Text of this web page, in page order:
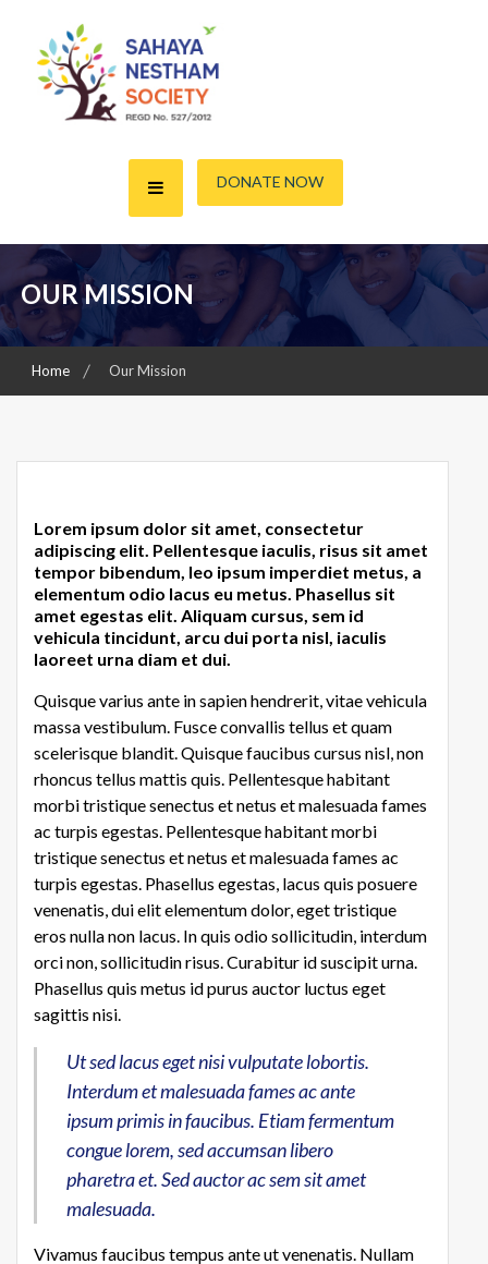
content
Sahaya Nestham Society
DONATE NOW
OUR MISSION
Home Our Mission
Lorem ipsum dolor sit amet, consectetur
adipiscing elit. Pellentesque iaculis, risus sit amet
tempor bibendum, leo ipsum imperdiet metus, a
elementum odio lacus eu metus. Phasellus sit
amet egestas elit. Aliquam cursus, sem id
vehicula tincidunt, arcu dui porta nisl, iaculis
laoreet urna diam et dui.
Quisque varius ante in sapien hendrerit, vitae vehicula
massa vestibulum. Fusce convallis tellus et quam
scelerisque blandit. Quisque faucibus cursus nisl, non
rhoncus tellus mattis quis. Pellentesque habitant
morbi tristique senectus et netus et malesuada fames
ac turpis egestas. Pellentesque habitant morbi
tristique senectus et netus et malesuada fames ac
turpis egestas. Phasellus egestas, lacus quis posuere
venenatis, dui elit elementum dolor, eget tristique
eros nulla non lacus. In quis odio sollicitudin, interdum
orci non, sollicitudin risus. Curabitur id suscipit urna.
Phasellus quis metus id purus auctor luctus eget
sagittis nisi.
Ut sed lacus eget nisi vulputate lobortis.
Interdum et malesuada fames ac ante
ipsum primis in faucibus. Etiam fermentum
congue lorem, sed accumsan libero
pharetra et. Sed auctor ac sem sit amet
malesuada.
Vivamus faucibus tempus ante ut venenatis. Nullam